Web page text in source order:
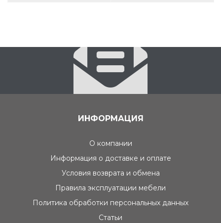
ИНФОРМАЦИЯ
О компании
Информация о доставке и оплате
Условия возврата и обмена
Правила эксплуатации мебели
Политика обработки персональных данных
Статьи